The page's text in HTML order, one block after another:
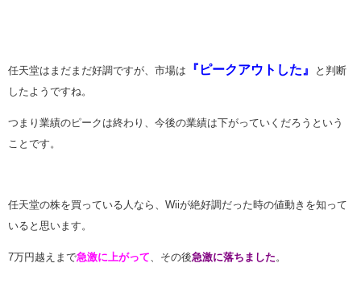
任天堂はまだまだ好調ですが、市場は 『ピークアウトした』
と判断
したようですね。
つまり業績のピークは終わり、今後の業績は下がっていくだろうという
ことです。
任天堂の株を買っている人なら、Wiiが絶好調だった時の値動きを知って
いると思います。
7万円越えまで急激に上がって、その後急激に落ちました。